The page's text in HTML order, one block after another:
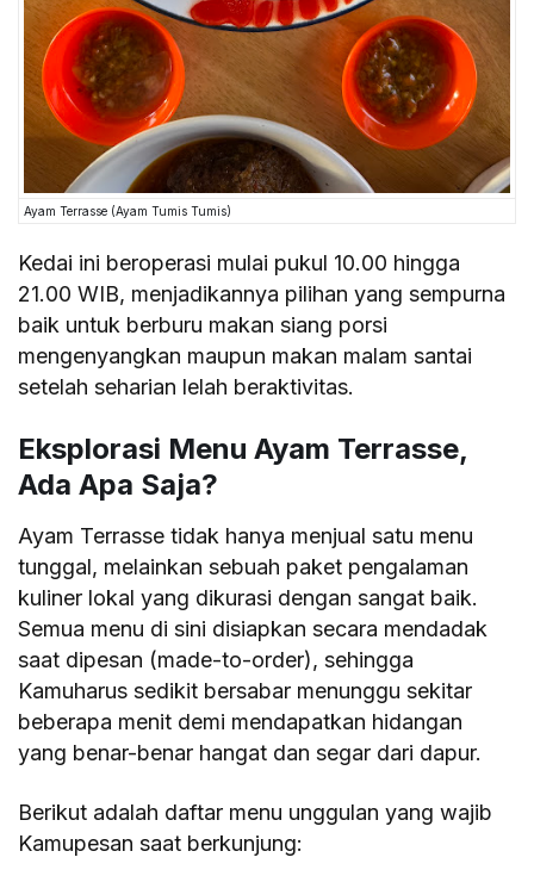
Ayam Terrasse (Ayam Tumis Tumis)
Kedai ini beroperasi mulai pukul 10.00 hingga
21.00 WIB, menjadikannya pilihan yang sempurna
baik untuk berburu makan siang porsi
mengenyangkan maupun makan malam santai
setelah seharian lelah beraktivitas.
Eksplorasi Menu Ayam Terrasse,
Ada Apa Saja?
Ayam Terrasse tidak hanya menjual satu menu
tunggal, melainkan sebuah paket pengalaman
kuliner lokal yang dikurasi dengan sangat baik.
Semua menu di sini disiapkan secara mendadak
saat dipesan (made-to-order), sehingga
Kamuharus sedikit bersabar menunggu sekitar
beberapa menit demi mendapatkan hidangan
yang benar-benar hangat dan segar dari dapur.
Berikut adalah daftar menu unggulan yang wajib
Kamupesan saat berkunjung: